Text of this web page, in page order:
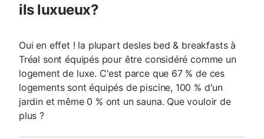
ils luxueux?
Oui en effet ! la plupart desles bed & breakfasts à
Tréal sont équipés pour être considéré comme un
logement de luxe. C'est parce que 67 % de ces
logements sont équipés de piscine, 100 % d'un
jardin et même 0 % ont un sauna. Que vouloir de
plus ?